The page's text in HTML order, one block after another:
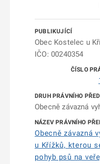
Obec Kostelec u
IČO: 00240354
Obecně závazná
Obecně závazná
u Křížků, kterou
pohyb psů na